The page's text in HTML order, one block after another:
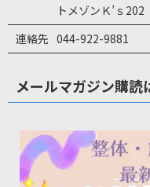
トメゾンＫ’ｓ202
連絡先 044-922-9881
メールマガジン購読